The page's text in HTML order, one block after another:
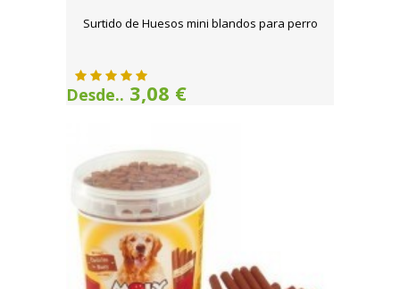
Surtido de Huesos mini blandos para perro
Desde.. 3,08 €